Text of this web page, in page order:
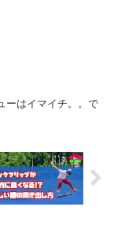
ーはイマイチ。。で